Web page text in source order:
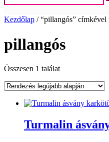
Kezdőlap / “pillangós” címkével
pillangós
Összesen 1 találat
Turmalin